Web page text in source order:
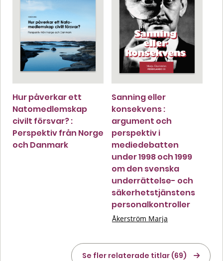
Hur påverkar ett
Natomedlemskap
civilt försvar? :
Perspektiv från Norge
och Danmark
Sanning eller
konsekvens :
argument och
perspektiv i
mediedebatten
under 1998 och 1999
om den svenska
underrättelse- och
säkerhetstjänstens
personalkontroller
Åkerström Marja
Se fler relaterade titlar (69)